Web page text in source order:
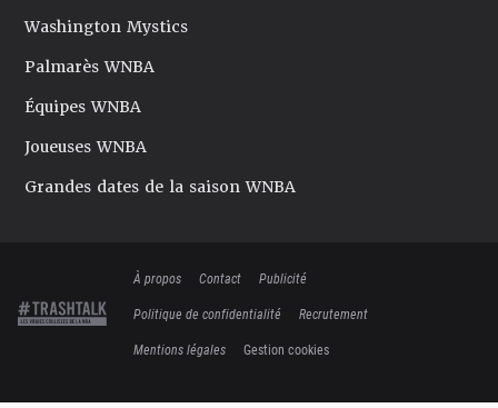
Washington Mystics
Palmarès WNBA
Équipes WNBA
Joueuses WNBA
Grandes dates de la saison WNBA
À propos Contact
Publicité
Politique de confidentialité
Recrutement
Mentions légales
Gestion cookies